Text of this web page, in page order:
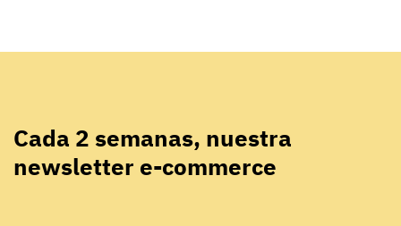
Cada 2 semanas, nuestra
newsletter e-commerce